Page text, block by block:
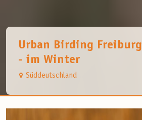
Urban Birding Freiburg
- im Winter
Süddeutschland